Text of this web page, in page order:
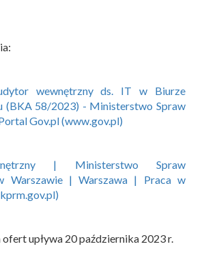
wewnętrzny ds. IT w Biurze
(BKA 58/2023) - Ministerstwo Spraw
Gov.pl (www.gov.pl)
| Ministerstwo Spraw
Warszawie | Warszawa | Praca w
ofert upływa 20 października 2023 r.